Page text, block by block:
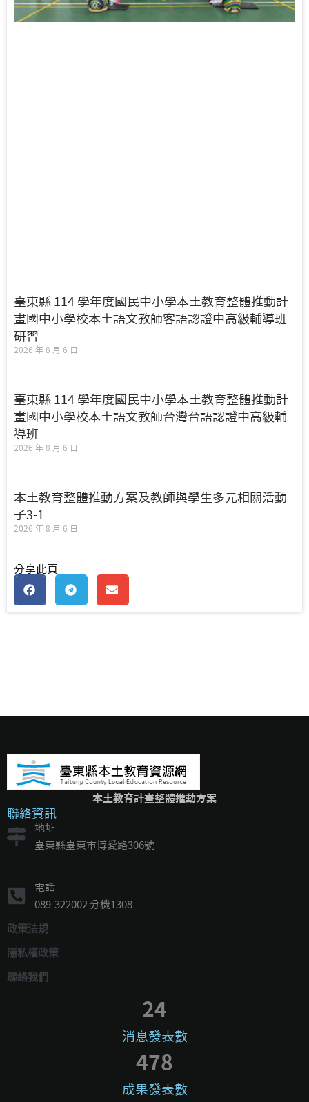
臺東縣 114 學年度國民中小學本土教育整體推動計
畫國中小學校本土語文教師客語認證中高級輔導班
研習
2026 年 8 月 6 日
臺東縣 114 學年度國民中小學本土教育整體推動計
畫國中小學校本土語文教師台灣台語認證中高級輔
導班
2026 年 8 月 6 日
本土教育整體推動方案及教師與學生多元相關活動
子3-1
2026 年 8 月 6 日
分享此頁
本土教育計畫整體推動方案
聯絡資訊
地址
臺東縣臺東市博愛路306號
電話
089-322002 分機1308
政策法規
隱私權政策
聯絡我們
消息發表數
24
成果發表數
478